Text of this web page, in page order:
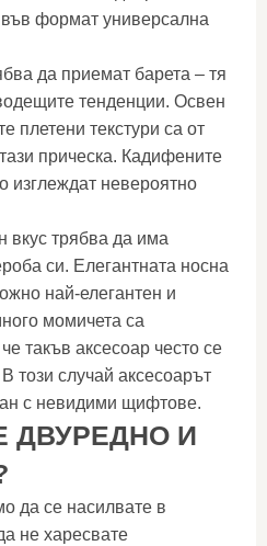
формат универсална
да приемат барета – тя
тенденции. Освен
плетени текстури са от
прическа. Кадифените
изглеждат невероятно
вкус трябва да има
си. Елегантната носна
най-елегантен и
момичета са
такъв аксесоар често се
този случай аксесоарът
с невидими щифтове.
ДВУРЕДНО И
да се насилвате в
не харесвате